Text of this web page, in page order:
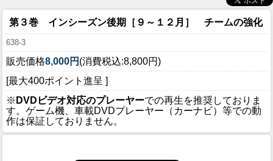
第３巻 インシーズン後期［９～１２月］ チームの強化
638-3
販売価格8,000円 (消費税込:8,800円)
[最大400ポイント進呈 ]
※ DVDビデオ対応のプレーヤーでの再生を推奨しておりま
す。ゲーム機、車載DVDプレーヤー（カーナビ）等での動
作は保証しておりません。